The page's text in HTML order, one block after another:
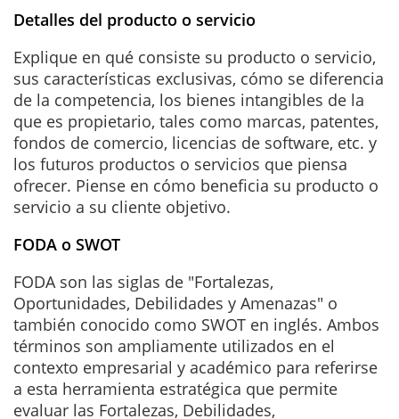
Detalles del producto o servicio
Explique en qué consiste su producto o servicio,
sus características exclusivas, cómo se diferencia
de la competencia, los bienes intangibles de la
que es propietario, tales como marcas, patentes,
fondos de comercio, licencias de software, etc. y
los futuros productos o servicios que piensa
ofrecer. Piense en cómo beneficia su producto o
servicio a su cliente objetivo.
FODA o SWOT
FODA son las siglas de "Fortalezas,
Oportunidades, Debilidades y Amenazas" o
también conocido como SWOT en inglés. Ambos
términos son ampliamente utilizados en el
contexto empresarial y académico para referirse
a esta herramienta estratégica que permite
evaluar las Fortalezas, Debilidades,